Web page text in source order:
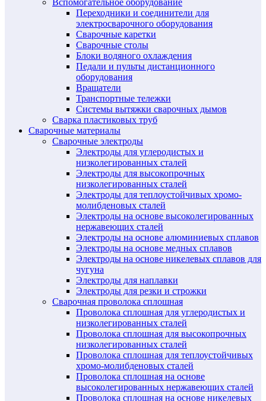
Вспомогательное оборудование
Переходники и соединители для
электросварочного оборудования
Сварочные каретки
Сварочные столы
Блоки водяного охлаждения
Педали и пульты дистанционного
оборудования
Вращатели
Транспортные тележки
Системы вытяжки сварочных дымов
Сварка пластиковых труб
Сварочные материалы
Сварочные электроды
Электроды для углеродистых и
низколегированных сталей
Электроды для высокопрочных
низколегированных сталей
Электроды для теплоустойчивых хромо-
молибденовых сталей
Электроды на основе высоколегированных
нержавеющих сталей
Электроды на основе алюминиевых сплавов
Электроды на основе медных сплавов
Электроды на основе никелевых сплавов для
чугуна
Электроды для наплавки
Электроды для резки и строжки
Сварочная проволока сплошная
Проволока сплошная для углеродистых и
низколегированных сталей
Проволока сплошная для высокопрочных
низколегированных сталей
Проволока сплошная для теплоустойчивых
хромо-молибденовых сталей
Проволока сплошная на основе
высоколегированных нержавеющих сталей
Проволока сплошная на основе никелевых